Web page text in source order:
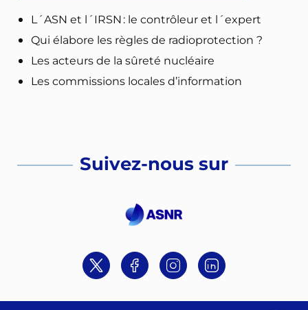
L´ASN et l´IRSN : le contrôleur et l´expert
Qui élabore les règles de radioprotection ?
Les acteurs de la sûreté nucléaire
Les commissions locales d’information
Suivez-nous sur
TwitterFacebookInstagramLinkedin